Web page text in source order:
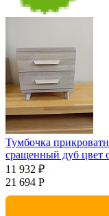
Тумбочка
сращенный дуб цвет
11 932 ₽
21 694 Р